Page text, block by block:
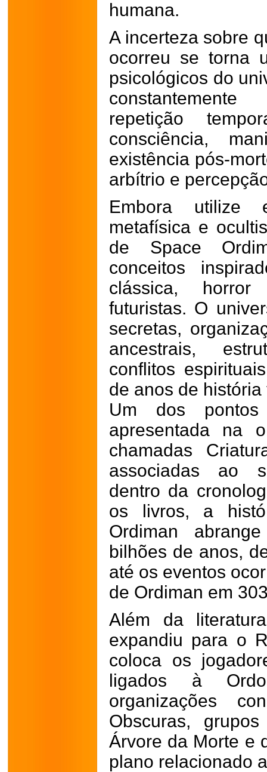
humana.
A incerteza sobre
ocorreu se torna
psicológicos do
repetição
consciência,
existência pós-
arbítrio e
Embora utilize
metafísica e
de Space
conceitos
clássica,
futuristas. O
secretas,
ancestrais,
conflitos
de anos de história
Um dos
apresentada na
chamadas
associadas ao
dentro da
os livros, a
Ordiman
bilhões de anos,
até os eventos
de Ordiman em
Além da
expandiu para o
coloca os
ligados à
organizações
Obscuras,
Árvore da Morte e
plano relacionado